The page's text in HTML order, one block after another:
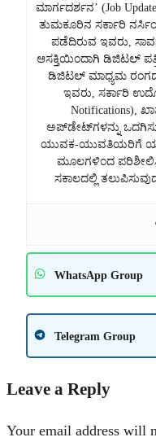
ಮಾರ್ಗದರ್ಶನ’ (Job
ತುಮಕೂರಿನ ಸರ್ಕಾರಿ
ಪಡೆದಿರುವ ಇವರು,
ಆಸಕ್ತಿಯಿಂದಾಗಿ ಡಿಜಿಟಲ್
ಡಿಜಿಟಲ್ ಮಾಧ್ಯಮ
ಇವರು, ಸರ್ಕಾರಿ
Notifications),
ಅಪ್‌ಡೇಟ್‌ಗಳನ್ನು
ಯುವಕ-ಯುವತಿಯರಿಗೆ
ಮೂಲಗಳಿಂದ
ಸಕಾಲದಲ್ಲಿ
WhatsApp Group
Telegram Group
Leave a Reply
Your email address will